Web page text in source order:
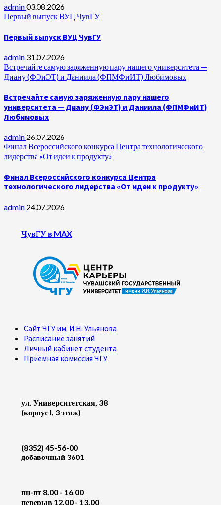
admin03.08.2026
Первый выпуск ВУЦ ЧувГУ
Первый выпуск ВУЦ ЧувГУ
admin 31.07.2026
Встречайте самую заряженную пару нашего университета —
Диану (ФЭиЭТ) и Даниила (ФПМФиИТ) Любимовых
Встречайте самую заряженную пару нашего
университета — Диану (ФЭиЭТ) и Даниила (ФПМФиИТ)
Любимовых
admin 26.07.2026
Финал Всероссийского конкурса Центра технологического
лидерства «От идеи к продукту»
Финал Всероссийского конкурса Центра
технологического лидерства «От идеи к продукту»
admin 24.07.2026
ЧувГУ в MAX
Сайт ЧГУ им. И.Н. Ульянова
Расписание занятий
Личный кабинет студента
Приемная комиссия ЧГУ
ул. Университетская, 38
(корпус I, 3 этаж)
(8352) 45-56-00
добавочный 3601
пн-пт 8.00 - 16.00
перерыв 12.00 - 13.00